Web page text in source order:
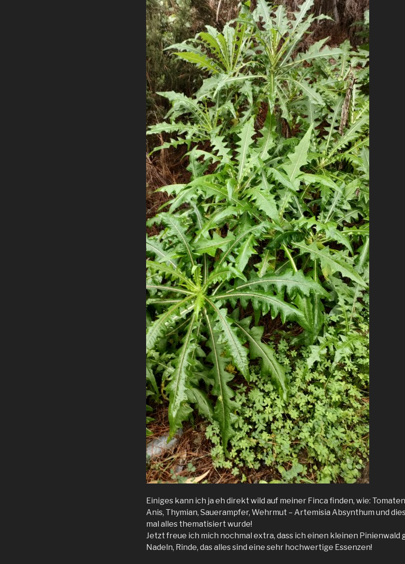
Einiges kann ich ja eh direkt wild auf meiner Finca finden, wie:
Anis, Thymian, Sauerampfer, Wehrmut – Artemisia Absynthum und
mal alles thematisiert wurde!
Jetzt freue ich mich nochmal extra, dass ich einen kleinen Pinienwald
Nadeln, Rinde, das alles sind eine sehr hochwertige Essenzen!